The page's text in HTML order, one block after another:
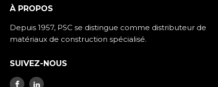
À PROPOS
Depuis 1957, PSC se distingue comme distributeur de
matériaux de construction spécialisé.
SUIVEZ-NOUS